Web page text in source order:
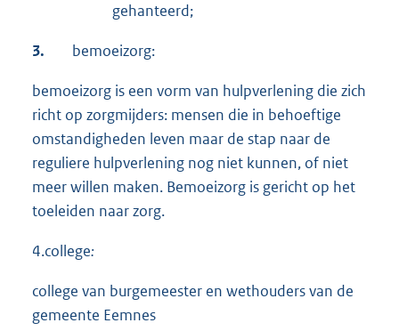
gehanteerd;
3. bemoeizorg:
bemoeizorg is een vorm van hulpverlening die zich
richt op zorgmijders: mensen die in behoeftige
omstandigheden leven maar de stap naar de
reguliere hulpverlening nog niet kunnen, of niet
meer willen maken. Bemoeizorg is gericht op het
toeleiden naar zorg.
4.college:
college van burgemeester en wethouders van de
gemeente Eemnes